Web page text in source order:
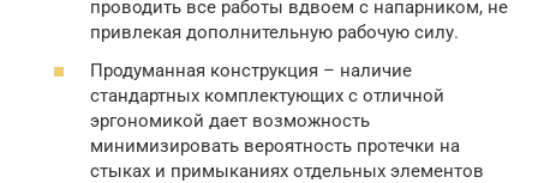
проводить все работы вдвоем с напарником, не
привлекая дополнительную рабочую силу.
Продуманная конструкция – наличие
стандартных комплектующих с отличной
эргономикой дает возможность
минимизировать вероятность протечки на
стыках и примыканиях отдельных элементов